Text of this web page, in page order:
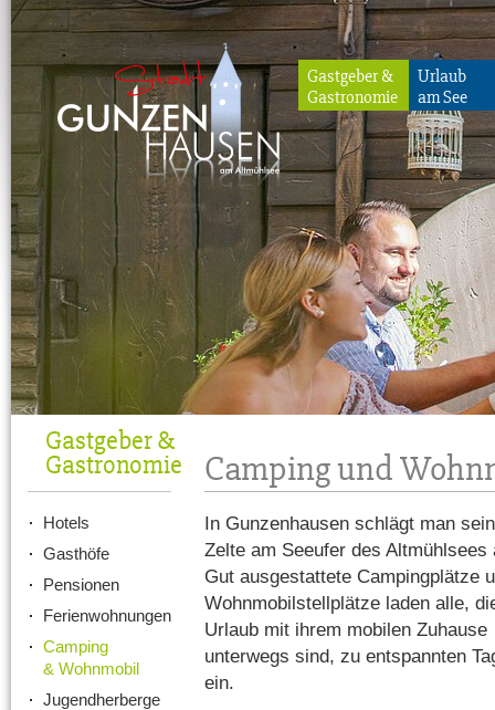
Gunzenhausen
Gastgeber &
Gastronomie
Urlaub
am See
Camping und
In Gunzenhausen schlägt man
Zelte am Seeufer des Altmühlsees
Gut ausgestattete Campingplätze
Wohnmobilstellplätze laden alle,
Urlaub mit ihrem mobilen Zuhause
unterwegs sind, zu entspannten
ein.
Gastgeber &
Gastronomie
Hotels
Gasthöfe
Pensionen
Ferienwohnungen
Camping
& Wohnmobil
Jugendherberge